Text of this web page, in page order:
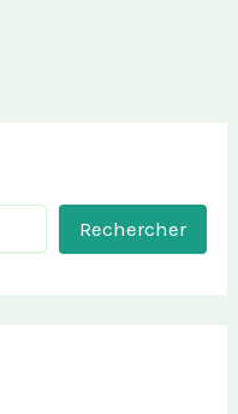
Rechercher